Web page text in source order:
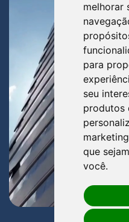
melhorar
para
seu
produtos
marketing
que
você.